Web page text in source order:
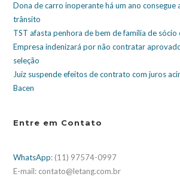
Dona de carro inoperante há um ano consegue
trânsito
TST afasta penhora de bem de família de sócio
Empresa indenizará por não contratar
seleção
Juiz suspende efeitos de contrato com juros
Bacen
Entre em Contato
WhatsApp: (11) 97574-0997
E-mail: contato@letang.com.br